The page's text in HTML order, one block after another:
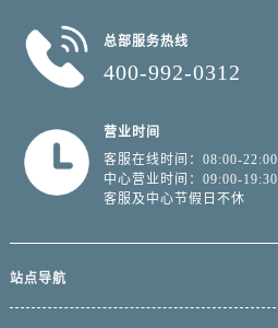
总部服务热线
400-992-0312
营业时间
客服在线时间：08:00-22:00
中心营业时间：09:00-19:30
客服及中心节假日不休
站点导航